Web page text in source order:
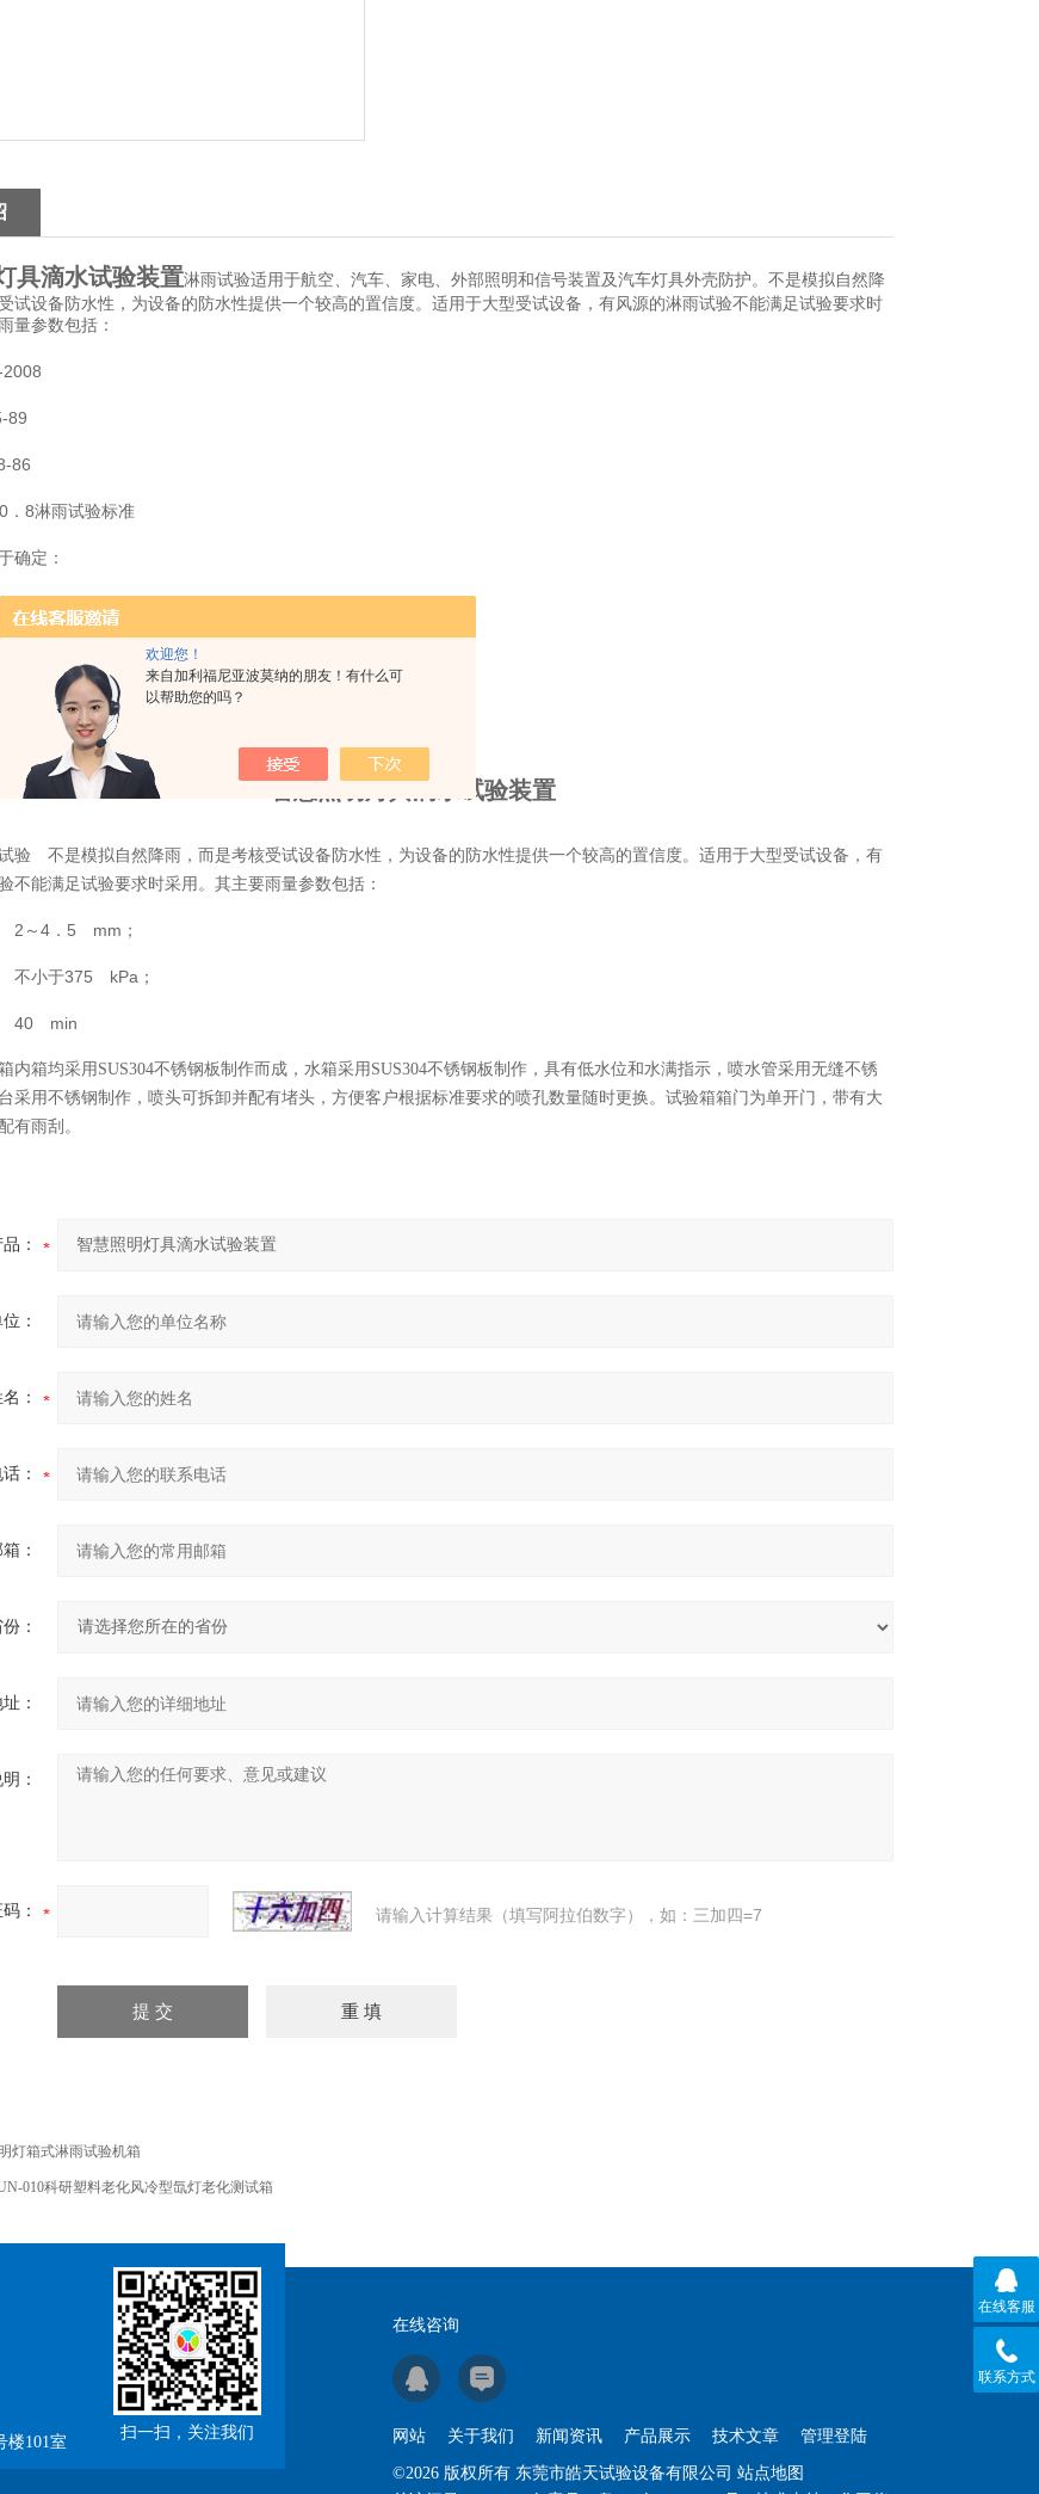
欢迎您！
来自加利福尼亚波莫纳的朋友！有什么可
以帮助您的吗？
具滴水试验装置淋雨试验适用于航空、汽车、家电、外部照明和信号装置及汽车灯具外壳防护。不是模拟自然降
试设备防水性，为设备的防水性提供一个较高的置信度。适用于大型受试设备，有风源的淋雨试验不能满足试验要求时
量参数包括：
89
86
8淋雨试验标准
确定：
或保护壳防止渗雨的有效性；
淋雨暴露期间或之后满足其性能要求的能力；
于淋雨造成的物理损坏；
除系统是否有效。
智慧照明灯具滴水试验装置
验 不是模拟自然降雨，而是考核受试设备防水性，为设备的防水性提供一个较高的置信度。适用于大型受试设备，有
不能满足试验要求时采用。其主要雨量参数包括：
2～4．5 mm；
不小于375 kPa；
40 min
内箱均采用 SUS304不锈钢板制作而成，水箱采用 SUS304不锈钢板制作，具有低水位和水满指示，喷水管采用无缝不锈
采用不锈钢制作，喷头可拆卸并配有堵头，方便客户根据标准要求的喷孔数量随时更换。试验箱箱门为单开门，带有大
有雨刮。
：
：
：
：
：
：
：
：
： 请输入计算结果（填写阿拉伯数字），如：三加四=7
灯箱式淋雨试验机箱
010科研塑料老化风冷型氙灯老化测试箱
楼101室
扫一扫，关注我们
在线咨询
网站 关于我们 新闻资讯 产品展示 技术文章 管理登陆
©2026 版权所有 东莞市皓天试验设备有限公司 站点地图
在线客服
联系方式